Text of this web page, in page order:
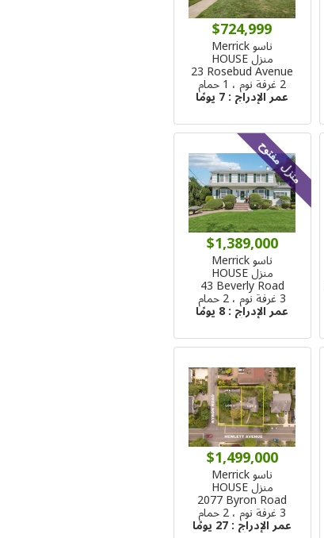
$724,999
ناسو Merrick
منزل HOUSE
23 Rosebud Avenue
2 غرفة نوم ، 1 حمام
عمر الإدراج :7 يومًا
منزل مفتوح
$1,389,000
ناسو Merrick
منزل HOUSE
43 Beverly Road
3 غرفة نوم ، 2 حمام
عمر الإدراج :8 يومًا
$1,499,000
ناسو Merrick
منزل HOUSE
2077 Byron Road
3 غرفة نوم ، 2 حمام
عمر الإدراج :27 يومًا